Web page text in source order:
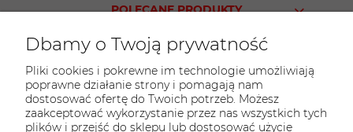
POLECANE PRODUKTY
KONTAKT
Sklep PARTY WORLD
ul. M.Kopernika 13
Dbamy o Twoją prywatność
Pliki cookies i pokrewne im technologie umożliwiają
poprawne działanie strony i pomagają nam
dostosować ofertę do Twoich potrzeb. Możesz
zaakceptować wykorzystanie przez nas wszystkich tych
plików i przejść do sklepu lub dostosować użycie